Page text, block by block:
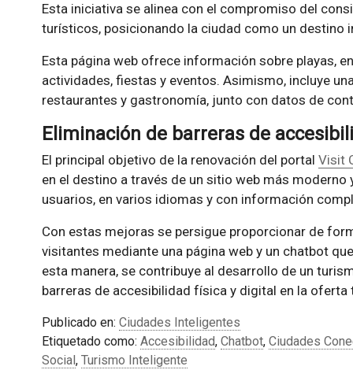
Esta iniciativa se alinea con el compromiso del
turísticos, posicionando la ciudad como un destino
Esta página web ofrece información sobre playas,
actividades, fiestas y eventos. Asimismo, incluye
restaurantes y gastronomía, junto con datos de
Eliminación de barreras de
El principal objetivo de la renovación del portal Visit
en el destino a través de un sitio web más
usuarios, en varios idiomas y con información
Con estas mejoras se persigue proporcionar de
visitantes mediante una página web y un chatbot
esta manera, se contribuye al desarrollo de un
barreras de accesibilidad física y digital en la oferta
Publicado en: Ciudades Inteligentes
Etiquetado como: Accesibilidad, Chatbot, Ciudades
Social , Turismo Inteligente